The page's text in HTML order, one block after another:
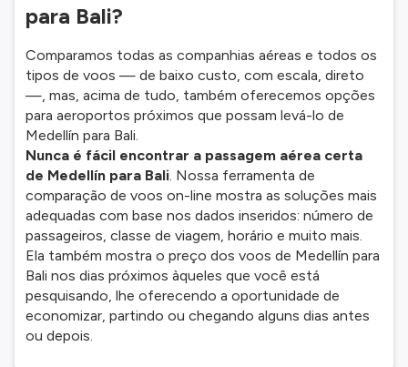
para Bali?
Comparamos todas as companhias aéreas e todos os
tipos de voos — de baixo custo, com escala, direto
—, mas, acima de tudo, também oferecemos opções
para aeroportos próximos que possam levá-lo de
Medellín para Bali.
Nunca é fácil encontrar a passagem aérea certa
de Medellín para Bali. Nossa ferramenta de
comparação de voos on-line mostra as soluções mais
adequadas com base nos dados inseridos: número de
passageiros, classe de viagem, horário e muito mais.
Ela também mostra o preço dos voos de Medellín para
Bali nos dias próximos àqueles que você está
pesquisando, lhe oferecendo a oportunidade de
economizar, partindo ou chegando alguns dias antes
ou depois.